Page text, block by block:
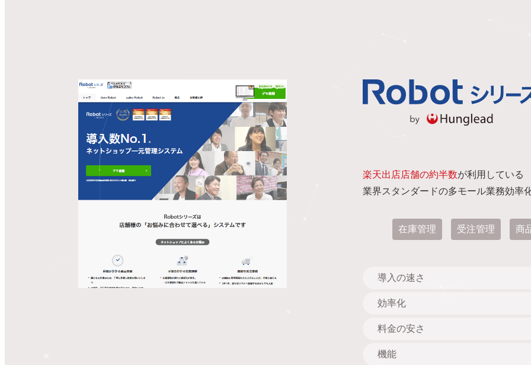
楽天出店店舗の約半数が利用している
業界スタンダードの多モール業務効率
在庫管理 受注管理 商
導入の速さ
効率化
料金の安さ
機能